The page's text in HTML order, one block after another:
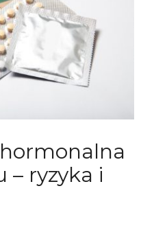
– ryzyka i